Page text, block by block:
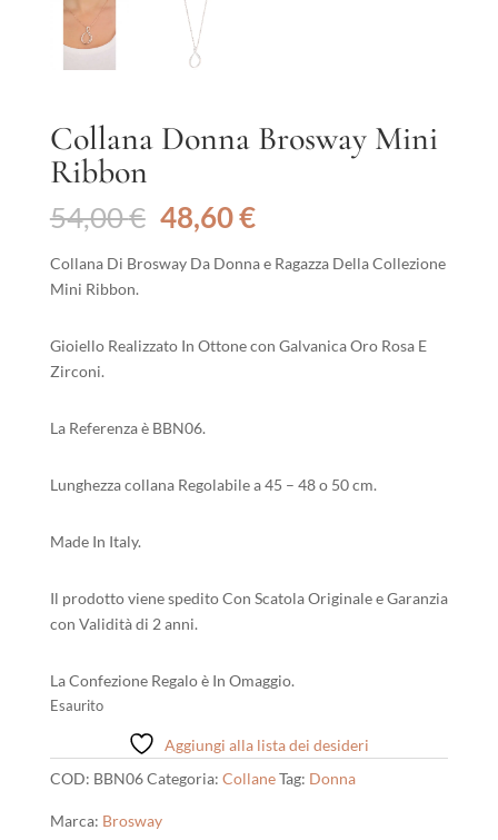
Collana Donna Brosway Mini
Ribbon
54,00€ Il
prezzo
originale
48,60€Il
attuale
Collana Di Brosway Da Donna e Ragazza Della Collezione
Mini Ribbon.
Gioiello Realizzato In Ottone con Galvanica Oro Rosa E
Zirconi.
La Referenza è BBN06.
Lunghezza collana Regolabile a 45 – 48 o 50 cm.
Made In Italy.
Il prodotto viene spedito Con Scatola Originale e Garanzia
con Validità di 2 anni.
La Confezione Regalo è In Omaggio.
Esaurito
Aggiungi alla lista dei desideri
COD: BBN06Categoria: CollaneTag: Donna
Marca: Brosway